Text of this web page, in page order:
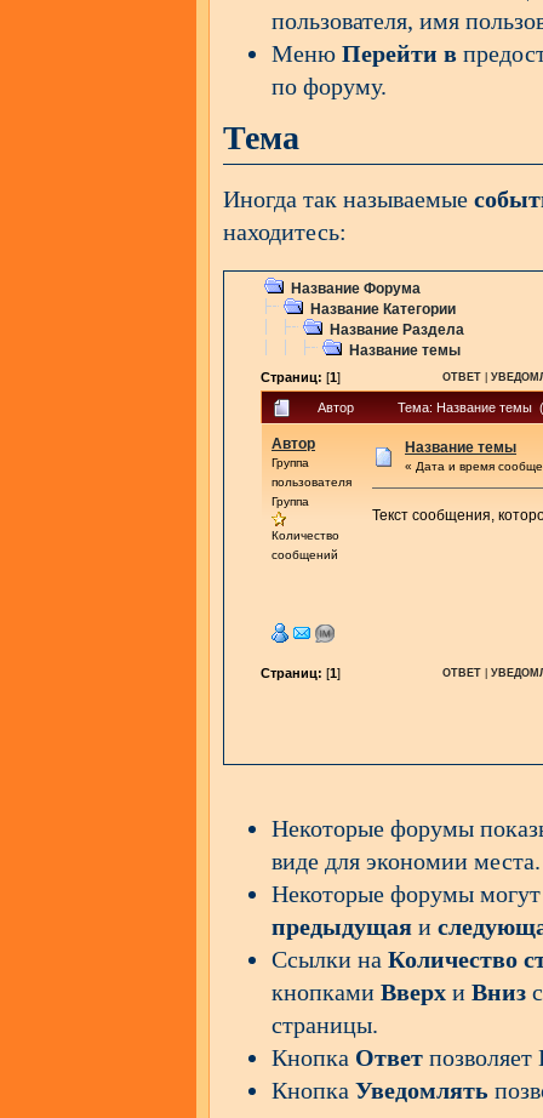
пользователя, имя
МенюПерейти в
по форуму.
Тема
Иногда так называемые
находитесь:
Название Форума
Название Категории
Название Раздела
Название темы
Страниц: [1] ОТВЕТ|
Автор Тема: Название темы
Автор
Группа
пользователя
Группа
Количество
сообщений
Название темы
« Дата и время
Текст сообщения,
Страниц: [1] ОТВЕТ|
Некоторые форумы
виде для экономии места.
Некоторые форумы
предыдущая и
Ссылки наКоличество
кнопкамиВверх иВниз
страницы.
Кнопка Ответ
КнопкаУведомлять